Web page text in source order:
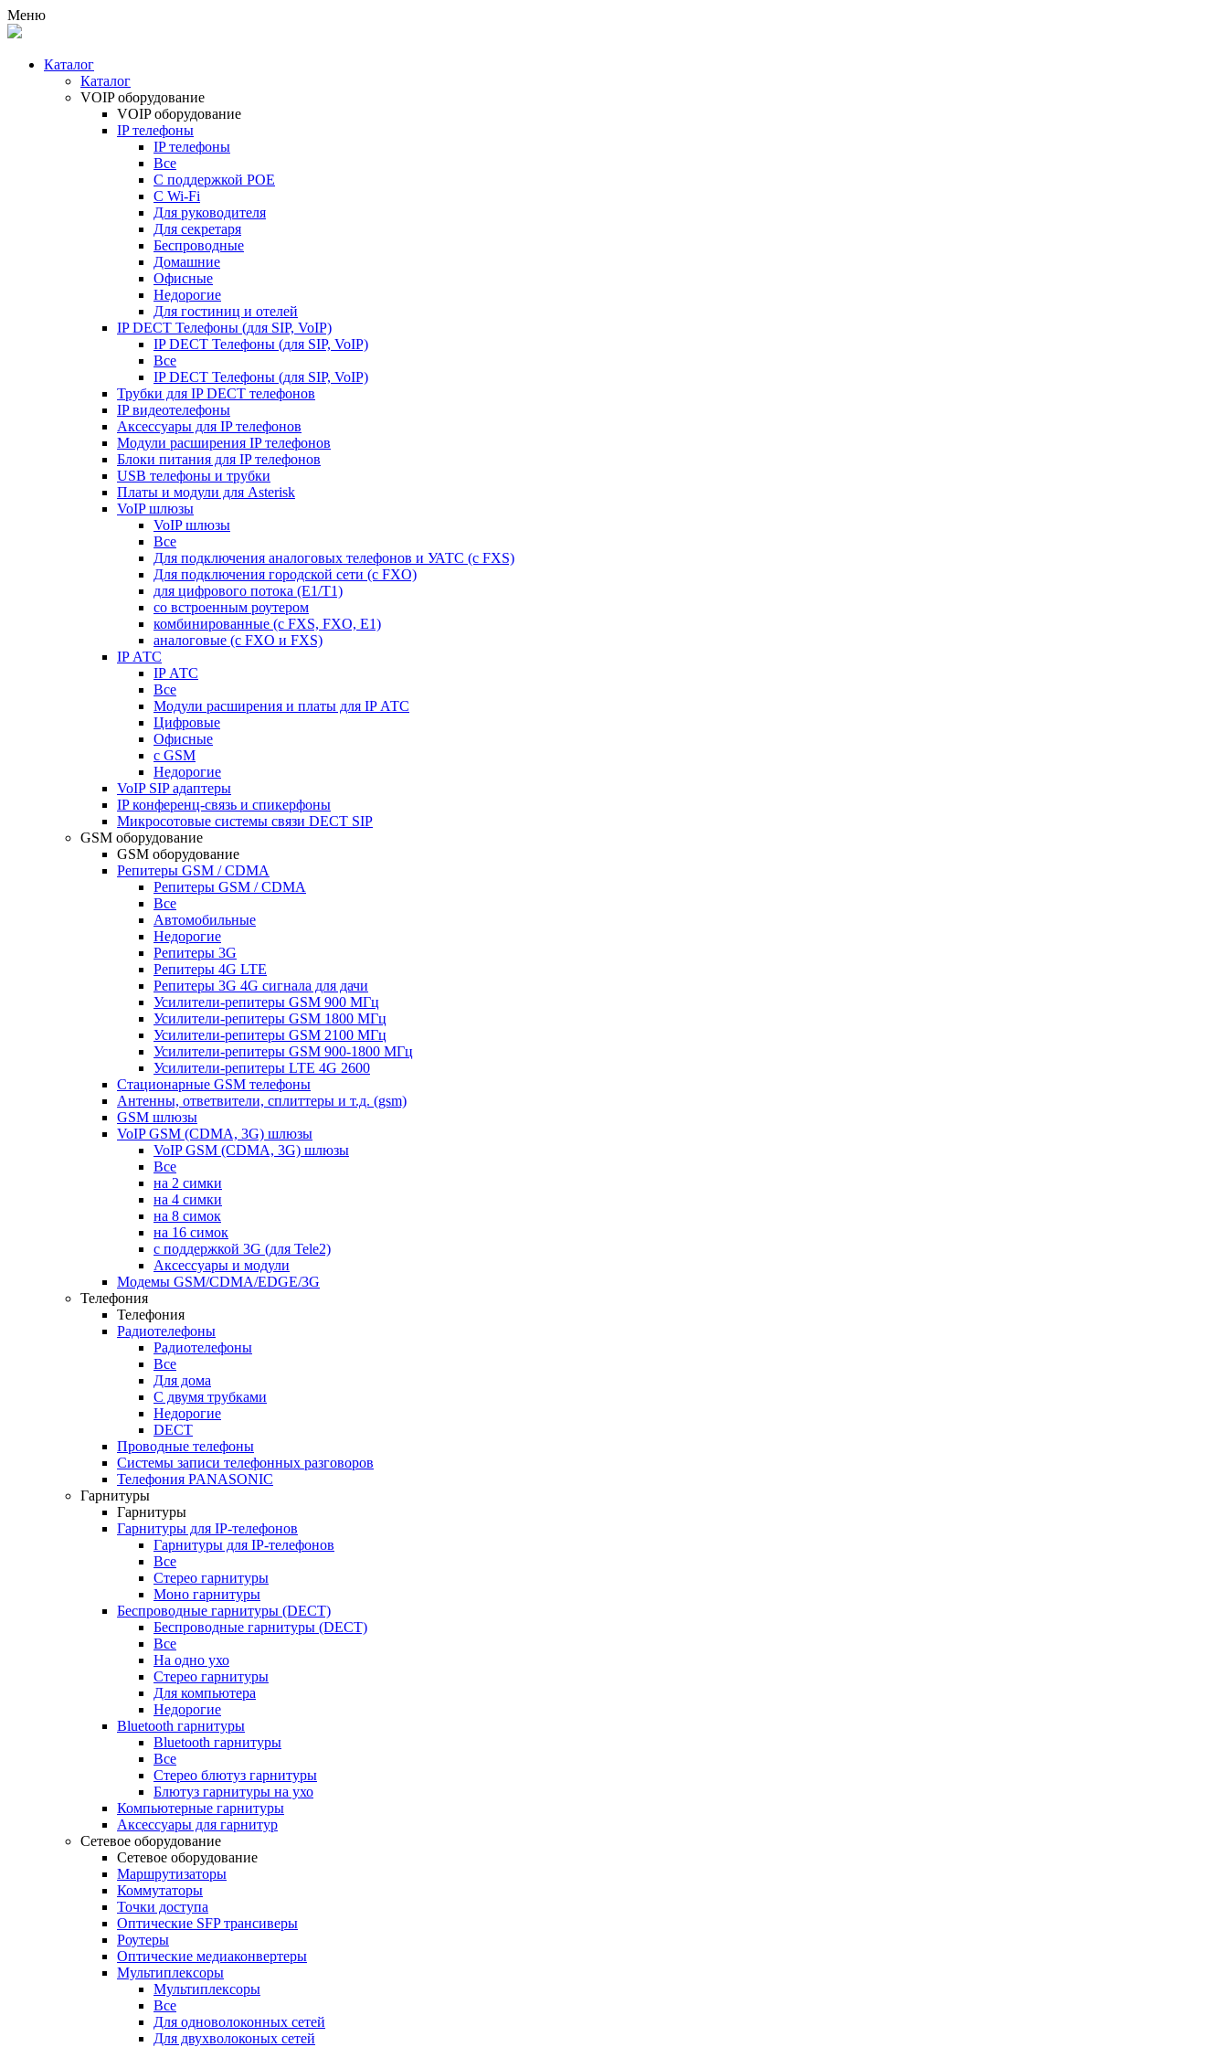
Меню
Каталог
Каталог
VOIP оборудование
VOIP оборудование
IP телефоны
IP телефоны
Все
С поддержкой POE
C Wi-Fi
Для руководителя
Для секретаря
Беспроводные
Домашние
Офисные
Недорогие
Для гостиниц и отелей
IP DECT Телефоны (для SIP, VoIP)
IP DECT Телефоны (для SIP, VoIP)
Все
IP DECT Телефоны (для SIP, VoIP)
Трубки для IP DECT телефонов
IP видеотелефоны
Аксессуары для IP телефонов
Модули расширения IP телефонов
Блоки питания для IP телефонов
USB телефоны и трубки
Платы и модули для Asterisk
VoIP шлюзы
VoIP шлюзы
Все
Для подключения аналоговых телефонов и УАТС (с FXS)
Для подключения городской сети (с FXO)
для цифрового потока (E1/T1)
со встроенным роутером
комбинированные (c FXS, FXO, E1)
аналоговые (с FXO и FXS)
IP АТС
IP АТС
Все
Модули расширения и платы для IP АТС
Цифровые
Офисные
с GSM
Недорогие
VoIP SIP адаптеры
IP конференц-связь и спикерфоны
Микросотовые системы связи DECT SIP
GSM оборудование
GSM оборудование
Репитеры GSM / CDMA
Репитеры GSM / CDMA
Все
Автомобильные
Недорогие
Репитеры 3G
Репитеры 4G LTE
Репитеры 3G 4G сигнала для дачи
Усилители-репитеры GSM 900 МГц
Усилители-репитеры GSM 1800 МГц
Усилители-репитеры GSM 2100 МГц
Усилители-репитеры GSM 900-1800 МГц
Усилители-репитеры LTE 4G 2600
Стационарные GSM телефоны
Антенны, ответвители, сплиттеры и т.д. (gsm)
GSM шлюзы
VoIP GSM (CDMA, 3G) шлюзы
VoIP GSM (CDMA, 3G) шлюзы
Все
на 2 симки
на 4 симки
на 8 симок
на 16 симок
с поддержкой 3G (для Tele2)
Аксессуары и модули
Модемы GSM/CDMA/EDGE/3G
Телефония
Телефония
Радиотелефоны
Радиотелефоны
Все
Для дома
С двумя трубками
Недорогие
DECT
Проводные телефоны
Системы записи телефонных разговоров
Телефония PANASONIC
Гарнитуры
Гарнитуры
Гарнитуры для IP-телефонов
Гарнитуры для IP-телефонов
Все
Стерео гарнитуры
Моно гарнитуры
Беспроводные гарнитуры (DECT)
Беспроводные гарнитуры (DECT)
Все
На одно ухо
Стерео гарнитуры
Для компьютера
Недорогие
Bluetooth гарнитуры
Bluetooth гарнитуры
Все
Стерео блютуз гарнитуры
Блютуз гарнитуры на ухо
Компьютерные гарнитуры
Аксессуары для гарнитур
Сетевое оборудование
Сетевое оборудование
Маршрутизаторы
Коммутаторы
Точки доступа
Оптические SFP трансиверы
Роутеры
Оптические медиаконвертеры
Мультиплексоры
Мультиплексоры
Все
Для одноволоконных сетей
Для двухволоконых сетей